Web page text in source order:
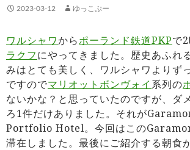
2023-03-12 ゆっこぷー
ワルシャワからポーランド鉄道PKPで
ラクフにやってきました。歴史あふれ
みはとても美しく、ワルシャワよりず
ですのでマリオットボンヴォイ 系列の
ないかな？と思っていたのですが、ダ
ろ1件だけありました。それが
Portfolio Hotel。今回はこの
滞在しました。最後にご紹介する朝食